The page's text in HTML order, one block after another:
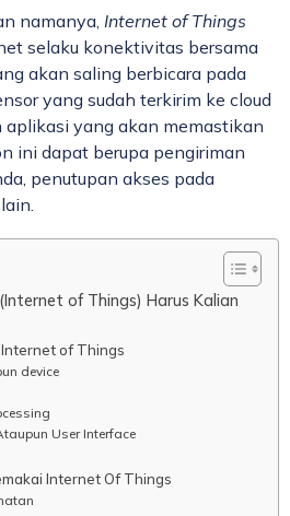
namanya, Internet of Things
selaku konektivitas bersama
akan saling berbicara pada
yang sudah terkirim ke cloud
aplikasi yang akan memastikan
ini dapat berupa pengiriman
penutupan akses pada
of Things) Harus Kalian
of Things
device
User Interface
Internet Of Things